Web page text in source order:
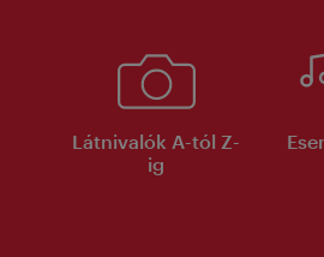
Látnivalók A-tól Z-
ig